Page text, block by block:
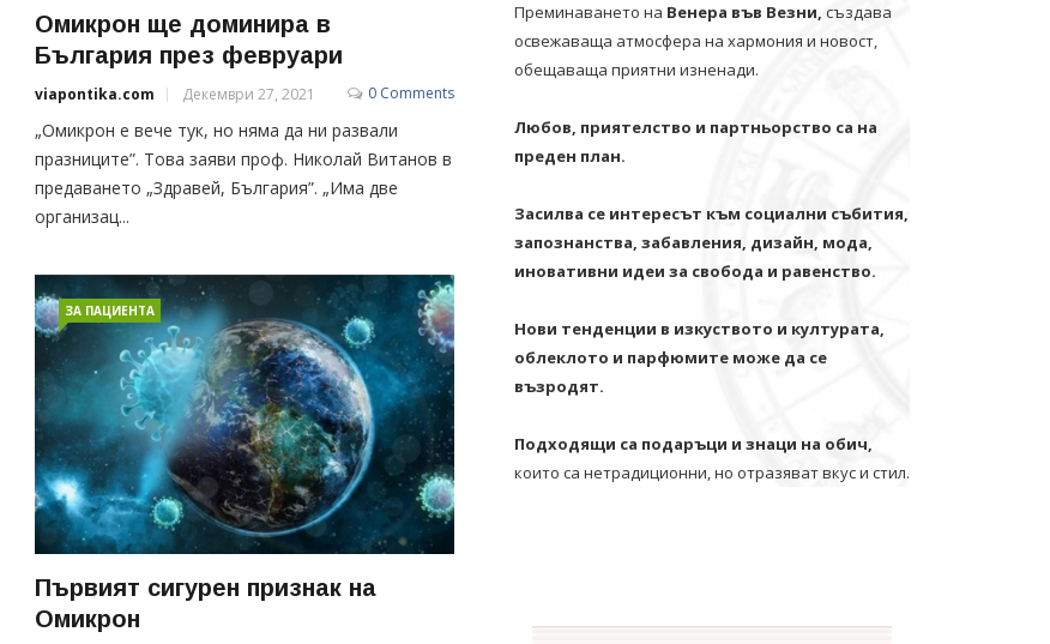
Омикрон ще доминира в
България през февруари
viapontika.com Декември 27, 2021 0 Comments
„Омикрон е вече тук, но няма да ни развали
празниците”. Това заяви проф. Николай Витанов в
предаването „Здравей, България”. „Има две
организац...
ЗА ПАЦИЕНТА
Първият сигурен признак на
Омикрон
Преминаването на Венера във Везни, създава
освежаваща атмосфера на хармония и новост,
обещаваща приятни изненади.
Любов, приятелство и партньорство са на
преден план.
Засилва се интересът към социални събития,
запознанства, забавления, дизайн, мода,
иновативни идеи за свобода и равенство.
Нови тенденции в изкуството и културата,
облеклото и парфюмите може да се
възродят.
Подходящи са подаръци и знаци на обич,
които са нетрадиционни, но отразяват вкус и стил.